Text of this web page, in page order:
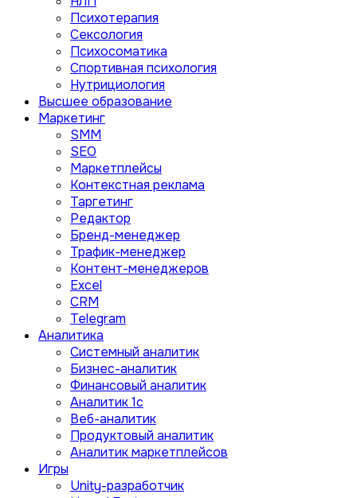
Психотерапия
Сексология
Психосоматика
Спортивная психология
Нутрициология
Высшее образование
Маркетинг
SMM
SEO
Маркетплейсы
Контекстная реклама
Таргетинг
Редактор
Бренд-менеджер
Трафик-менеджер
Контент-менеджеров
Excel
CRM
Telegram
Аналитика
Системный аналитик
Бизнес-аналитик
Финансовый аналитик
Aналитик 1с
Веб-аналитик
Продуктовый аналитик
Аналитик маркетплейсов
Игры
Unity-разработчик